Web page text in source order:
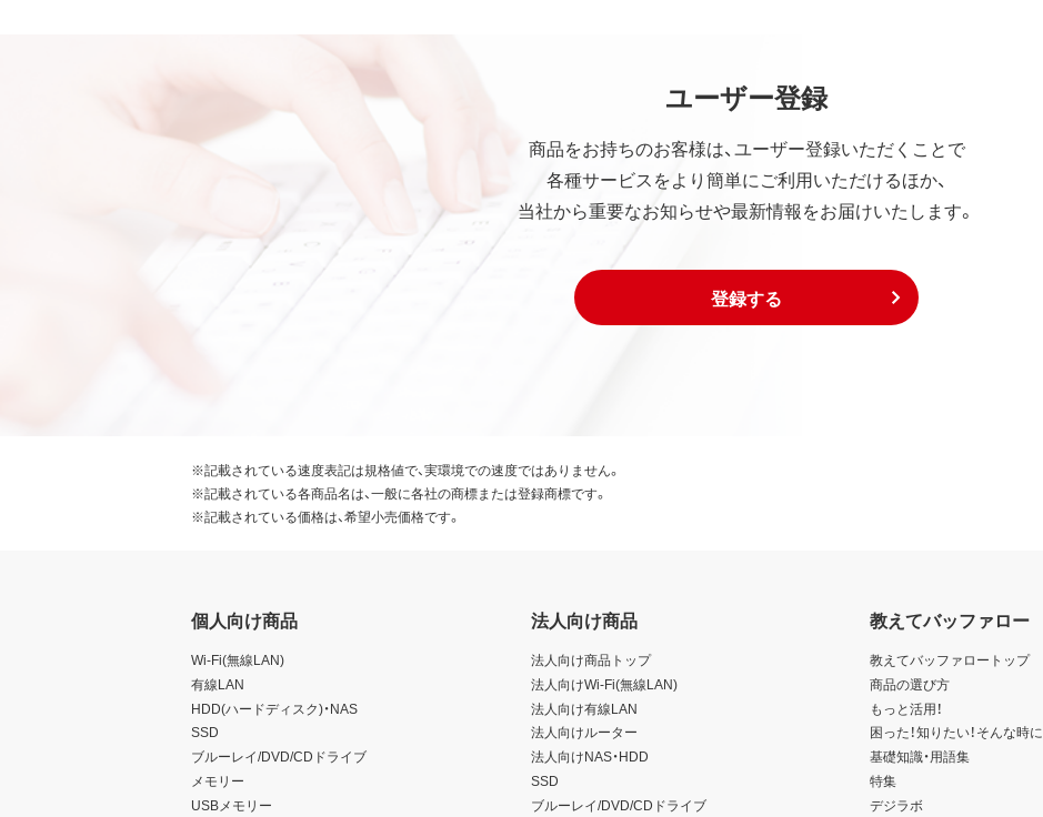
ユーザー登録
商品をお持ちのお客様は、ユーザー登録いただくことで
各種サービスをより簡単にご利用いただけるほか、
当社から重要なお知らせや最新情報をお届けいたします。
登録する
※記載されている速度表記は規格値で、実環境での速度ではありません。
※記載されている各商品名は、一般に各社の商標または登録商標です。
※記載されている価格は、希望小売価格です。
個人向け商品
Wi-Fi(無線LAN)
有線LAN
HDD(ハードディスク)・NAS
SSD
ブルーレイ/DVD/CDドライブ
メモリー
USBメモリー
法人向け商品
法人向け商品トップ
法人向けWi-Fi(無線LAN)
法人向け有線LAN
法人向けルーター
法人向けNAS・HDD
SSD
ブルーレイ/DVD/CDドライブ
教えてバッファロー
教えてバッファロートップ
商品の選び方
もっと活用！
困った！知りたい！そんな時に
基礎知識・用語集
特集
デジラボ